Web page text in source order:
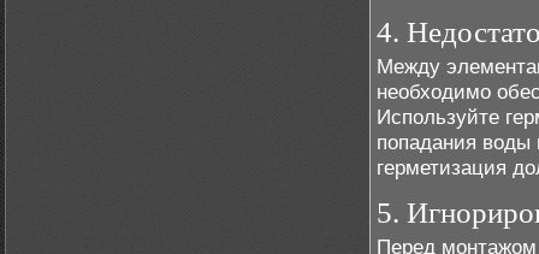
4.
Между
необходимо
Используйте
попадания воды
герметизация
5.
Перед монтажом